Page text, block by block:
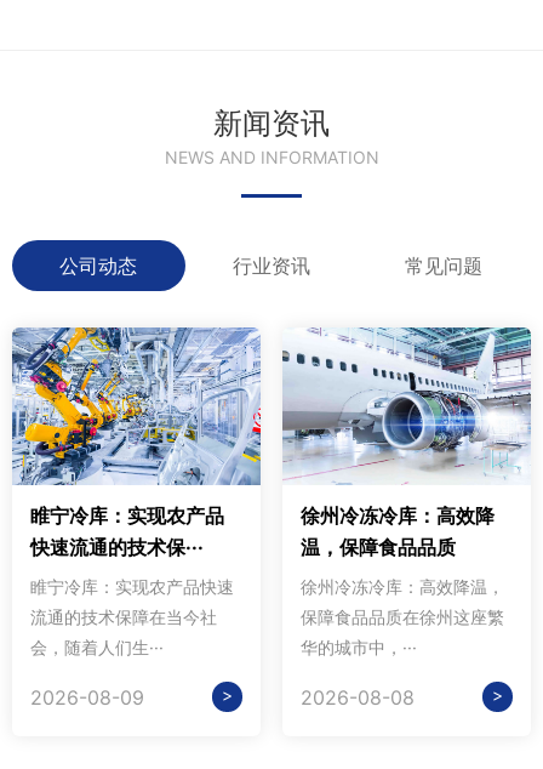
新闻资讯
NEWS AND INFORMATION
公司动态 行业资讯 常见问题
睢宁冷库：实现农产品
快速流通的技术保···
睢宁冷库：实现农产品快速
流通的技术保障在当今社
会，随着人们生···
2026-08-09 >
徐州冷冻冷库：高效降
温，保障食品品质
徐州冷冻冷库：高效降温，
保障食品品质在徐州这座繁
华的城市中，···
2026-08-08 >